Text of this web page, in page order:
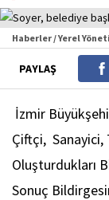
Haberler / Yerel
PAYLAŞ
İzmir
Çiftçi, Sanayici,
Oluşturdukları
Sonuç